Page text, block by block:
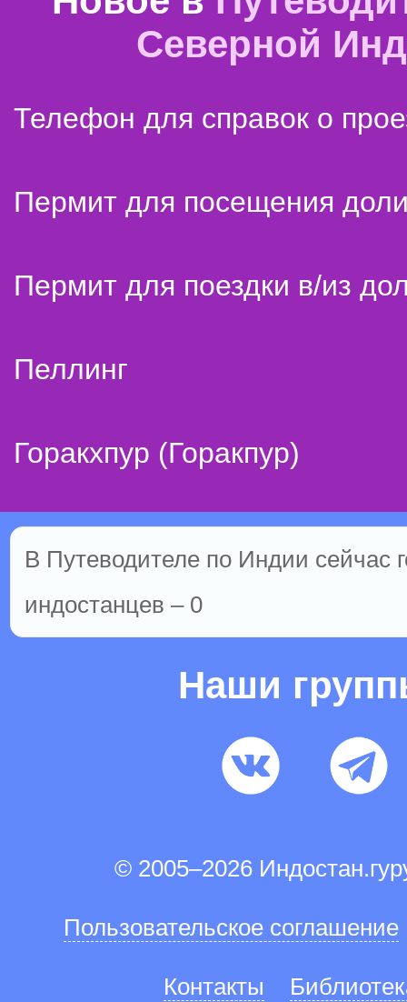
Северной
Телефон для справок о
Пермит для посещения
Пермит для поездки в/из
Пеллинг
Горакхпур (Горакпур)
В Путеводителе по Индии сейчас
индостанцев – 0
Наши
© 2005–2026
Пользовательское соглашение
Контакты